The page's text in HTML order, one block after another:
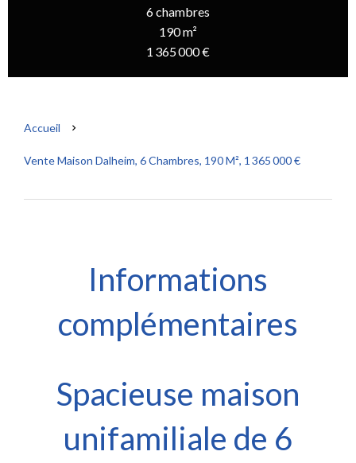
6 chambres
190 m²
1 365 000 €
Accueil
Vente Maison Dalheim, 6 Chambres, 190 M², 1 365 000 €
Informations
complémentaires
Spacieuse maison
unifamiliale de 6